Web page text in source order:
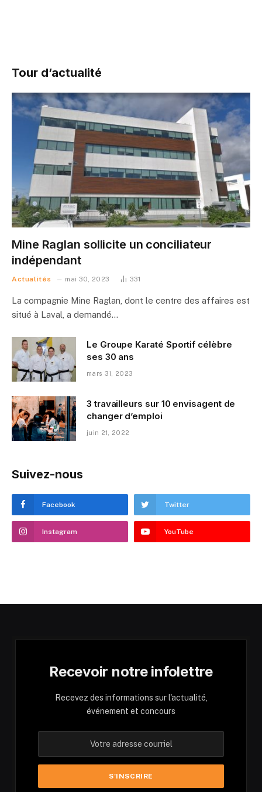
Tour d’actualité
Mine Raglan sollicite un conciliateur
indépendant
Actualités mai 30, 2023 331
La compagnie Mine Raglan, dont le centre des affaires est
situé à Laval, a demandé…
Le Groupe Karaté Sportif célèbre
ses 30 ans
mars 31, 2023
3 travailleurs sur 10 envisagent de
changer d’emploi
juin 21, 2022
Suivez-nous
Facebook Twitter
Instagram YouTube
Recevoir notre infolettre
Recevez des informations sur l'actualité,
événement et concours